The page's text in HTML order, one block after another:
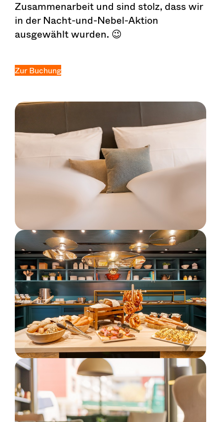
Zusammenarbeit und sind stolz, dass wir
in der Nacht-und-Nebel-Aktion
ausgewählt wurden. 😉
Zur Buchung